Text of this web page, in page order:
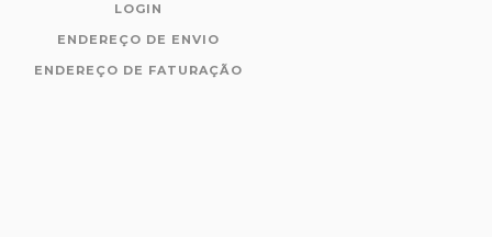
LOGIN
ENDEREÇO DE ENVIO
ENDEREÇO DE FATURAÇÃO